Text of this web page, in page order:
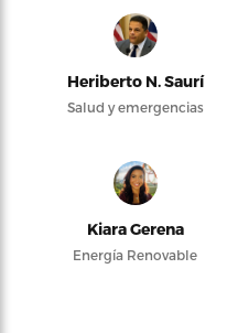
Heriberto N. Saurí
Salud y emergencias
Kiara Gerena
Energía Renovable